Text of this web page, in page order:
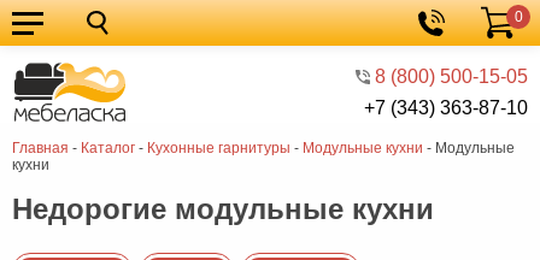
8 (800) 500-15-05
+7 (343) 363-87-10
Корзина
0
Главная - Каталог - Кухонные гарнитуры - Модульные кухни - Модульные
кухни
Кухонные
гарнитуры
Мебель
для
кухни
Мебель
для
спальни
Кровати
Шкафы
Недорогие модульные кухни